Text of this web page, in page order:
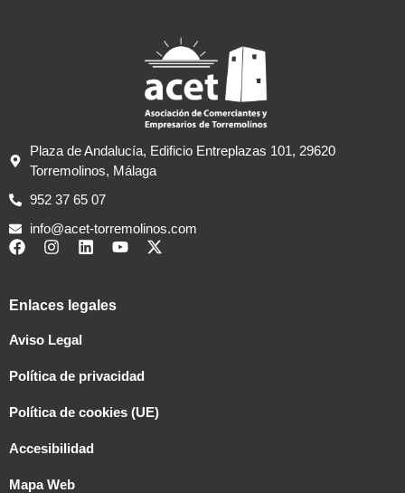
Plaza de Andalucía, Edificio Entreplazas 101, 29620
Torremolinos, Málaga
952 37 65 07
info@acet-torremolinos.com
Enlaces legales
Aviso Legal
Política de privacidad
Política de cookies (UE)
Accesibilidad
Mapa Web